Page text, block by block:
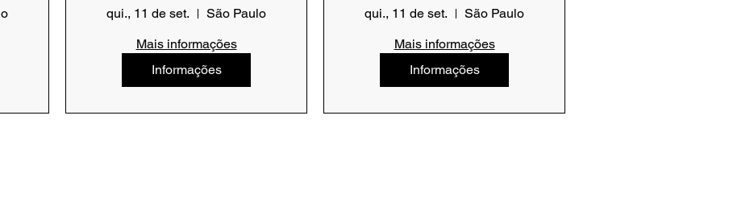
WIS 2025
qui., 11 de set.
São Paulo
Mais informações
Informações
qui., 11 de set.
São Paulo
Mais informações
Informações